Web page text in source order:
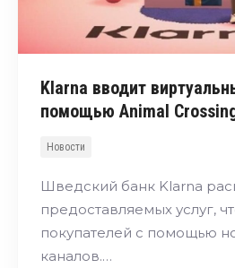
Klarna вводит
помощью Animal
Новости
Шведский банк Klarna
предоставляемых услуг,
покупателей с помощью
каналов.…